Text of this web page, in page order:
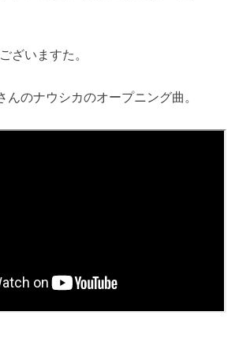
ざいますた。
んのナウシカのオープニング曲。